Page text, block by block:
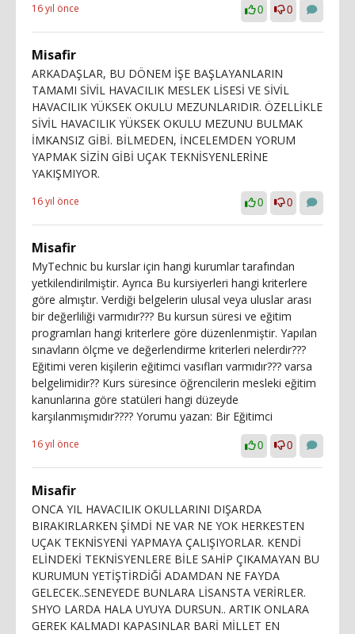
16 yıl önce 0 0
Misafir
ARKADAŞLAR, BU DÖNEM İŞE BAŞLAYANLARIN
TAMAMI SİVİL HAVACILIK MESLEK LİSESİ VE SİVİL
HAVACILIK YÜKSEK OKULU MEZUNLARIDIR. ÖZELLİKLE
SİVİL HAVACILIK YÜKSEK OKULU MEZUNU BULMAK
İMKANSIZ GİBİ. BİLMEDEN, İNCELEMDEN YORUM
YAPMAK SİZİN GİBİ UÇAK TEKNİSYENLERİNE
YAKIŞMIYOR.
16 yıl önce 0 0
Misafir
MyTechnic bu kurslar için hangi kurumlar tarafından
yetkilendirilmiştir. Ayrıca Bu kursiyerleri hangi kriterlere
göre almıştır. Verdiği belgelerin ulusal veya uluslar arası
bir değerliliği varmıdır??? Bu kursun süresi ve eğitim
programları hangi kriterlere göre düzenlenmiştir. Yapılan
sınavların ölçme ve değerlendirme kriterleri nelerdir???
Eğitimi veren kişilerin eğitimci vasıfları varmıdır??? varsa
belgelimidir?? Kurs süresince öğrencilerin mesleki eğitim
kanunlarına göre statüleri hangi düzeyde
karşılanmışmıdır???? Yorumu yazan: Bir Eğitimci
16 yıl önce 0 0
Misafir
ONCA YIL HAVACILIK OKULLARINI DIŞARDA
BIRAKIRLARKEN ŞİMDİ NE VAR NE YOK HERKESTEN
UÇAK TEKNİSYENİ YAPMAYA ÇALIŞIYORLAR. KENDİ
ELİNDEKİ TEKNİSYENLERE BİLE SAHİP ÇIKAMAYAN BU
KURUMUN YETİŞTİRDİĞİ ADAMDAN NE FAYDA
GELECEK..SENEYEDE BUNLARA LİSANSTA VERİRLER.
SHYO LARDA HALA UYUYA DURSUN.. ARTIK ONLARA
GEREK KALMADI KAPASINLAR BARİ MİLLET EN